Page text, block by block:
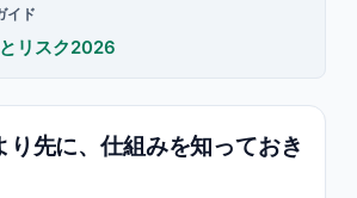
イド
リスク2026
り先に、仕組みを知っておき